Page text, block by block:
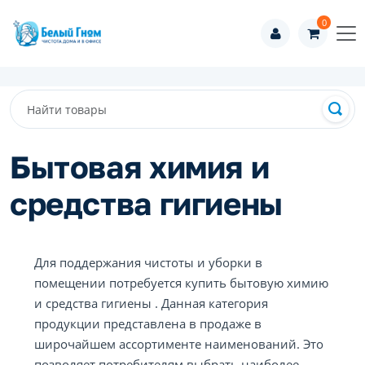
0
Бытовая химия и
средства гигиены
Для поддержания чистоты и уборки в
помещении потребуется купить бытовую химию
и средства гигиены . Данная категория
продукции представлена в продаже в
широчайшем ассортименте наименований. Это